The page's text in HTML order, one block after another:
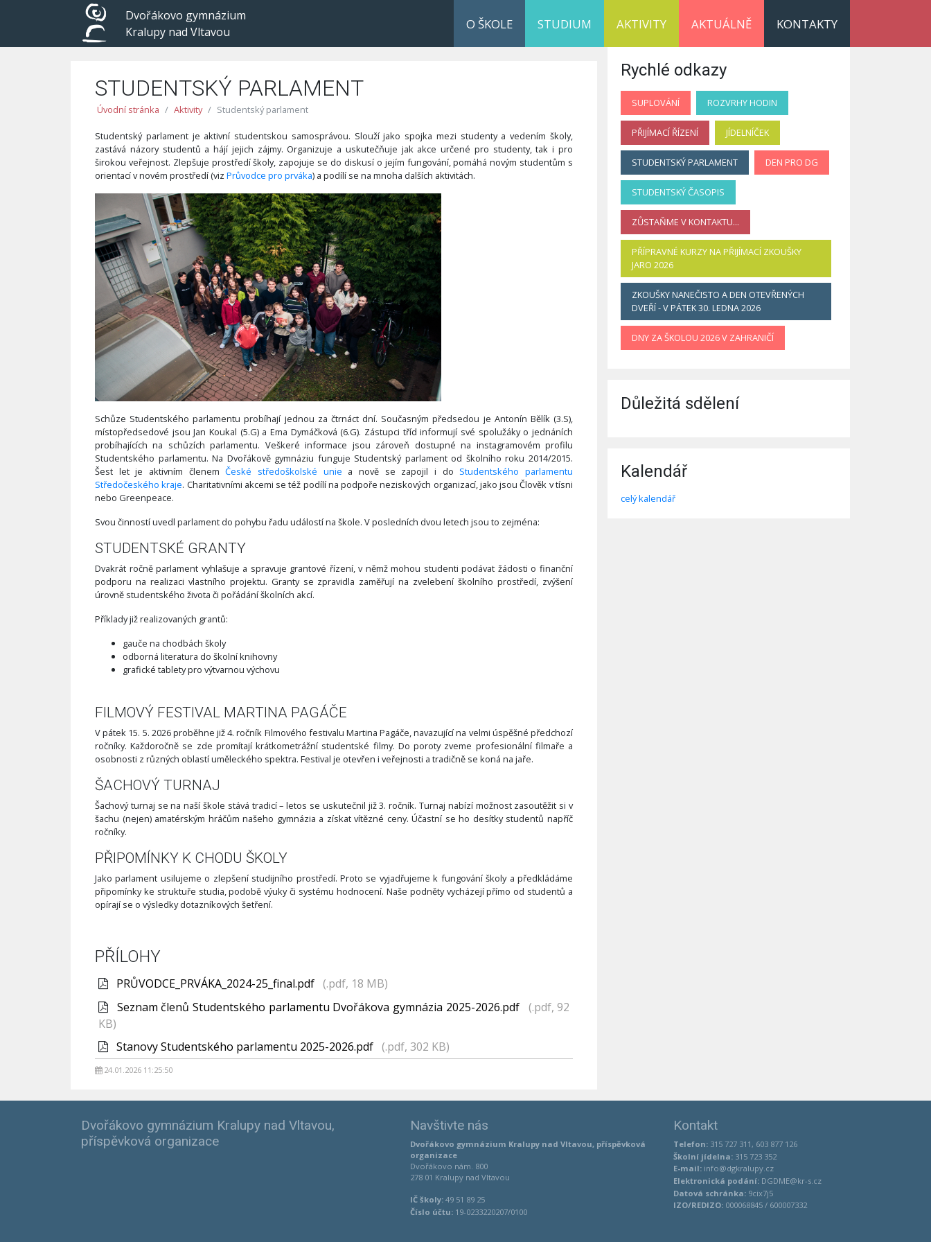
Dvořákovo gymnázium
Kralupy nad Vltavou
O ŠKOLE STUDIUM AKTIVITY AKTUÁLNĚ KONTAKTY
STUDENTSKÝ PARLAMENT
Úvodní stránka Aktivity Studentský parlament
Studentský parlament je aktivní studentskou samosprávou. Slouží jako spojka mezi studenty a vedením školy,
zastává názory studentů a hájí jejich zájmy. Organizuje a uskutečňuje jak akce určené pro studenty, tak i pro
širokou veřejnost. Zlepšuje prostředí školy, zapojuje se do diskusí o jejím fungování, pomáhá novým studentům s
orientací v novém prostředí (viz Průvodce pro prváka) a podílí se na mnoha dalších aktivitách.
Schůze Studentského parlamentu probíhají jednou za čtrnáct dní. Současným předsedou je Antonín Bělík (3.S),
místopředsedové jsou Jan Koukal (5.G) a Ema Dymáčková (6.G). Zástupci tříd informují své spolužáky o jednáních
probíhajících na schůzích parlamentu. Veškeré informace jsou zároveň dostupné na instagramovém profilu
Studentského parlamentu. Na Dvořákově gymnáziu funguje Studentský parlament od školního roku 2014/2015.
Šest let je aktivním členemČeské středoškolské unie a nově se zapojil i do Studentského parlamentu
Středočeského kraje. Charitativními akcemi se též podílí na podpoře neziskových organizací, jako jsou Člověk v tísni
nebo Greenpeace.
Svou činností uvedl parlament do pohybu řadu událostí na škole. V posledních dvou letech jsou to zejména:
STUDENTSKÉ GRANTY
Dvakrát ročně parlament vyhlašuje a spravuje grantové řízení, v němž mohou studenti podávat žádosti o finanční
podporu na realizaci vlastního projektu. Granty se zpravidla zaměřují na zvelebení školního prostředí, zvýšení
úrovně studentského života či pořádání školních akcí.
Příklady již realizovaných grantů:
gauče na chodbách školy
odborná literatura do školní knihovny
grafické tablety pro výtvarnou výchovu
FILMOVÝ FESTIVAL MARTINA PAGÁČE
V pátek 15. 5. 2026 proběhne již 4. ročník Filmového festivalu Martina Pagáče, navazující na velmi úspěšné předchozí
ročníky. Každoročně se zde promítají krátkometrážní studentské filmy. Do poroty zveme profesionální filmaře a
osobnosti z různých oblastí uměleckého spektra. Festival je otevřen i veřejnosti a tradičně se koná na jaře.
ŠACHOVÝ TURNAJ
Šachový turnaj se na naší škole stává tradicí – letos se uskutečnil již 3. ročník. Turnaj nabízí možnost zasoutěžit si v
šachu (nejen) amatérským hráčům našeho gymnázia a získat vítězné ceny. Účastní se ho desítky studentů napříč
ročníky.
PŘIPOMÍNKY K CHODU ŠKOLY
Jako parlament usilujeme o zlepšení studijního prostředí. Proto se vyjadřujeme k fungování školy a předkládáme
připomínky ke struktuře studia, podobě výuky či systému hodnocení. Naše podněty vycházejí přímo od studentů a
opírají se o výsledky dotazníkových šetření.
PŘÍLOHY
PRŮVODCE_PRVÁKA_2024-25_final.pdf (.pdf, 18 MB)
Seznam členů Studentského parlamentu Dvořákova gymnázia 2025-2026.pdf (.pdf, 92
KB)
Stanovy Studentského parlamentu 2025-2026.pdf (.pdf, 302 KB)
24.01.2026 11:25:50
Rychlé odkazy
SUPLOVÁNÍ ROZVRHY HODIN
PŘIJÍMACÍ ŘÍZENÍ JÍDELNÍČEK
STUDENTSKÝ PARLAMENT DEN PRO DG
STUDENTSKÝ ČASOPIS
ZŮSTAŇME V KONTAKTU...
PŘÍPRAVNÉ KURZY NA PŘIJÍMACÍ ZKOUŠKY
JARO 2026
ZKOUŠKY NANEČISTO A DEN OTEVŘENÝCH
DVEŘÍ - V PÁTEK 30. LEDNA 2026
DNY ZA ŠKOLOU 2026 V ZAHRANIČÍ
Důležitá sdělení
Kalendář
celý kalendář
Dvořákovo gymnázium Kralupy nad Vltavou,
příspěvková organizace
Navštivte nás
Dvořákovo gymnázium Kralupy nad Vltavou, příspěvková
organizace
Dvořákovo nám. 800
278 01 Kralupy nad Vltavou
IČ školy: 49 51 89 25
Číslo účtu: 19-0233220207/0100
Kontakt
Telefon: 315 727 311, 603 877 126
Školní jídelna: 315 723 352
E-mail: info@dgkralupy.cz
Elektronická podání: DGDME@kr-s.cz
Datová schránka: 9cix7j5
IZO/REDIZO: 000068845 / 600007332